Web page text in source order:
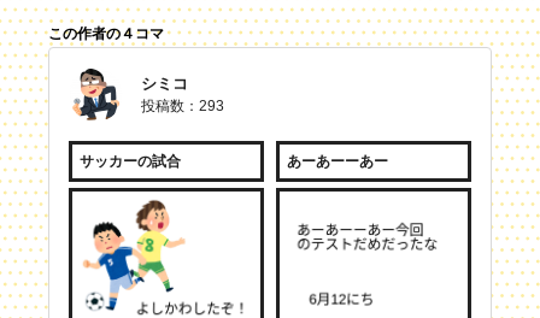
この作者の４コマ
シミコ
投稿数：293
サッカーの試合 あーあーーあー